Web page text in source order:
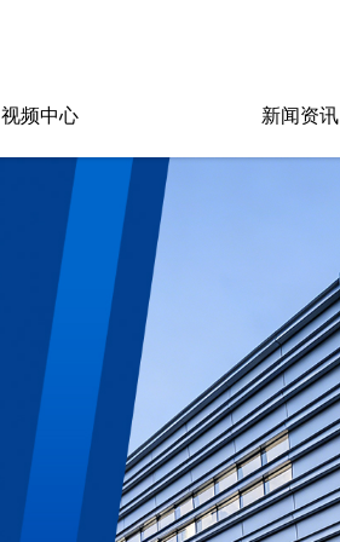
视频中心 新闻资讯